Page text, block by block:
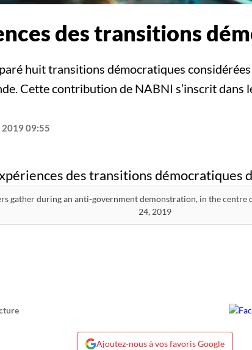
des transitions
huit transitions démocratiques
Cette contribution de NABNI s’inscrit dans
2019 09:55
gather during an anti-government demonstration, in the centre
24, 2019
Ajoutez-nous à vos favoris Google